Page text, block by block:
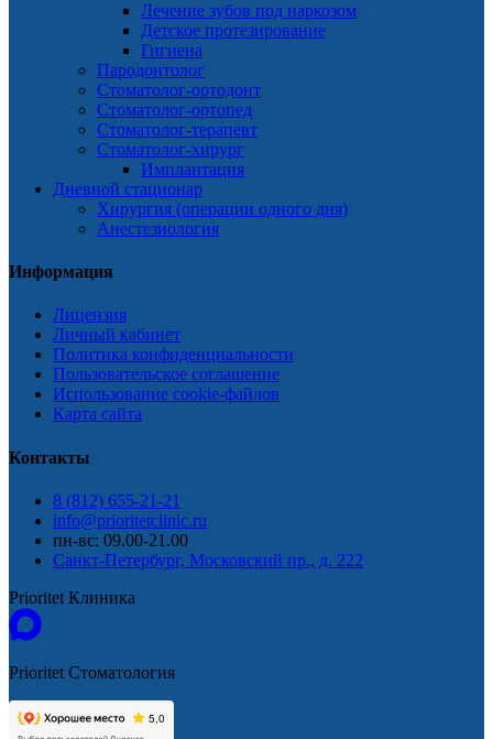
Лечение зубов под наркозом
Детское протезирование
Гигиена
Пародонтолог
Стоматолог-ортодонт
Стоматолог-ортопед
Стоматолог-терапевт
Стоматолог-хирург
Имплантация
Дневной стационар
Хирургия (операции одного дня)
Анестезиология
Информация
Лицензия
Личный кабинет
Политика конфиденциальности
Пользовательское соглашение
Использование cookie-файлов
Карта сайта
Контакты
8 (812) 655-21-21
info@prioritetclinic.ru
пн-вс: 09.00-21.00
Санкт-Петербург, Московский пр., д. 222
Prioritet Клиника
Prioritet Стоматология